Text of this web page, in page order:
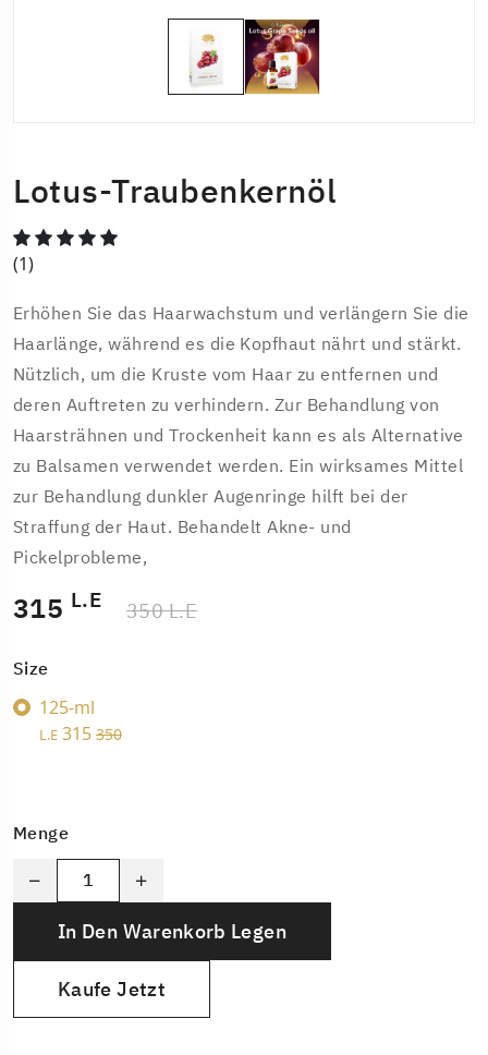
Lotus-Traubenkernöl
(1)
Erhöhen Sie das Haarwachstum und verlängern Sie die
Haarlänge, während es die Kopfhaut nährt und stärkt.
Nützlich, um die Kruste vom Haar zu entfernen und
deren Auftreten zu verhindern. Zur Behandlung von
Haarsträhnen und Trockenheit kann es als Alternative
zu Balsamen verwendet werden. Ein wirksames Mittel
zur Behandlung dunkler Augenringe hilft bei der
Straffung der Haut. Behandelt Akne- und
Pickelprobleme,
315 L.E 350 L.E
Size
125-ml
L.E 315 350
Menge
In Den Warenkorb Legen
Kaufe Jetzt